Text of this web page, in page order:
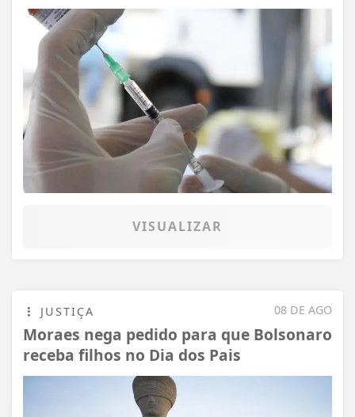
VISUALIZAR
08 DE AGO
JUSTIÇA
Moraes nega pedido para que Bolsonaro
receba filhos no Dia dos Pais